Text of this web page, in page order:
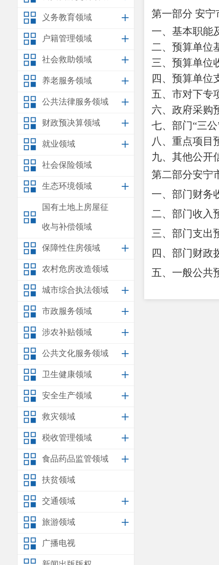
义务教育领域
户籍管理领域
社会救助领域
养老服务领域
公共法律服务领域
财政预决算领域
就业领域
社会保险领域
生态环境领域
国有土地上房屋征
收与补偿领域
保障性住房领域
农村危房改造领域
城市综合执法领域
市政服务领域
涉农补贴领域
公共文化服务领域
卫生健康领域
安全生产领域
救灾领域
税收管理领域
食品药品监管领域
扶贫领域
交通领域
旅游领域
广播电视
第一部分 安宁
一、基本职能
二、预算单位
三、预算单位
四、预算单位
五、市对下专
六、政府采购
七、部门“三
八、重点项目
九、其他公开
第二部分安宁
一、部门财务
二、部门收入
三、部门支出
四、部门财政
五、一般公共